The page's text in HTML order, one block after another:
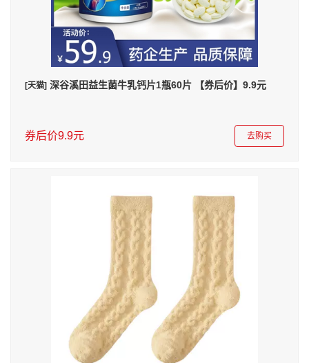
[天猫] 深谷溪田益生菌牛乳钙片1瓶60片 【券后价】9.9元
券后价9.9元 去购买